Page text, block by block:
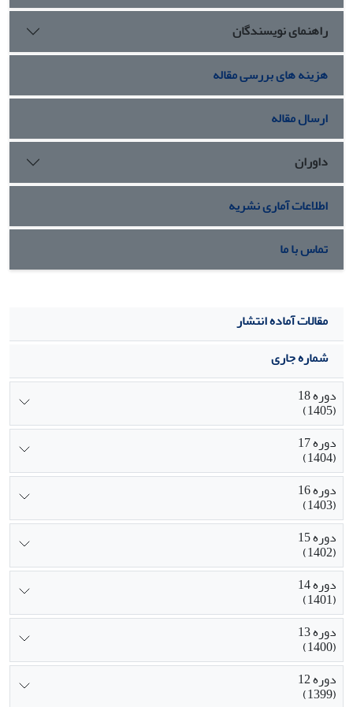
راهنمای نویسندگان
هزینه های بررسی مقاله
ارسال مقاله
داوران
اطلاعات آماری نشریه
تماس با ما
مقالات آماده انتشار
شماره جاری
دوره 18
(1405)
دوره 17
(1404)
دوره 16
(1403)
دوره 15
(1402)
دوره 14
(1401)
دوره 13
(1400)
دوره 12
(1399)